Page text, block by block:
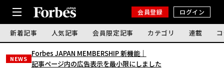
会員登録 ログイン
新着記事 人気記事 会員限定記事 カテゴリ 連載
NEWS
Forbes JAPAN MEMBERSHIP 新機能｜
記事ページ内の広告表示を最小限にしました